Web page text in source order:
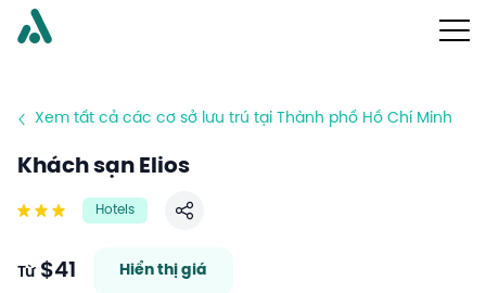
Xem tất cả các cơ sở lưu trú tại Thành phố Hồ Chí Minh
Khách sạn Elios
Hotels
Chia sẻ
Từ$41 Hiển thị giá